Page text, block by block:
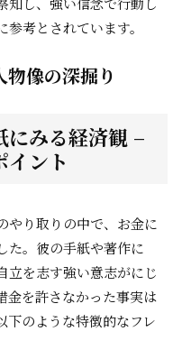
考とされています。
像の深掘り
にみる経済観 –
イント
やり取りの中で、お金に
た。彼の手紙や著作に
立を志す強い意志がにじ
金を許さなかった事実は
下のような特徴的なフレ